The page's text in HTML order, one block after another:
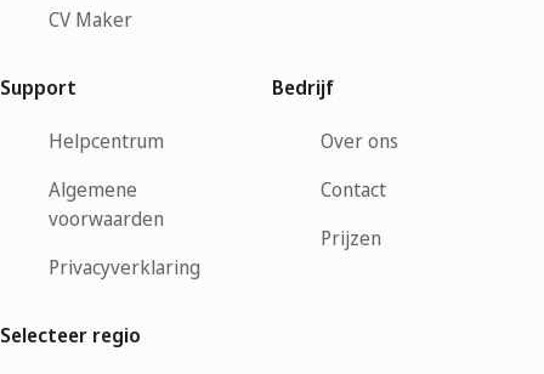
CV Maker
Support
Helpcentrum
Algemene
voorwaarden
Privacyverklaring
Bedrijf
Over ons
Contact
Prijzen
Selecteer regio